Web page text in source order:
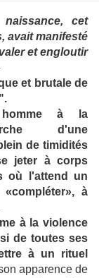
cet
avait manifesté
et engloutir
et brutale de
à la
d'une
de timidités
jeter à corps
où l'attend un
à
à la violence
de toutes ses
à un rituel
apparence de